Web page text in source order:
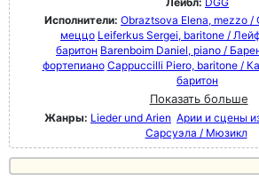
Исполнители: Obraztsova Elena, mezzo /
меццо Leiferkus Sergei, baritone /
баритон Barenboim Daniel, piano /
фортепиано Cappuccilli Piero, baritone /
баритон
Показать больше
Жанры: Lieder und Arien Арии и сцены
Сарсуэла / Мюзикл